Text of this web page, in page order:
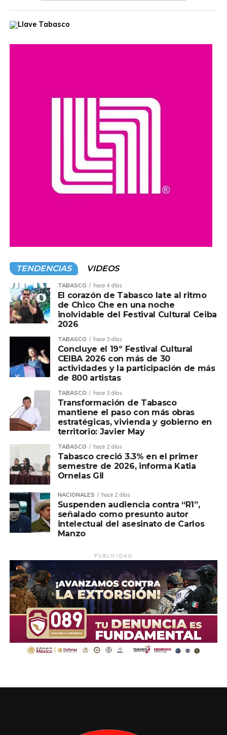
permanecen bajo investigación.
sacrificios masivos.
Organizaciones y ciudadanos han pedido que las
investigaciones se realicen con transparencia y que, en
caso de confirmarse irregularidades, se determinen las
responsabilidades conforme a la legislación vigente.
TENDENCIAS VIDEOS
TABASCO hace 4 días
El corazón de Tabasco late al ritmo
de Chico Che en una noche
inolvidable del Festival Cultural Ceiba
2026
TABASCO hace 3 días
Concluye el 19º Festival Cultural
CEIBA 2026 con más de 30
actividades y la participación de más
de 800 artistas
TABASCO hace 3 días
Transformación de Tabasco
mantiene el paso con más obras
estratégicas, vivienda y gobierno en
territorio: Javier May
TABASCO hace 2 días
Tabasco creció 3.3% en el primer
semestre de 2026, informa Katia
Ornelas Gil
NACIONALES hace 2 días
Suspenden audiencia contra “R1”,
señalado como presunto autor
intelectual del asesinato de Carlos
Manzo
PUBLICIDAD